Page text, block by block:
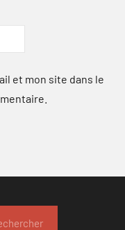
et mon site dans le